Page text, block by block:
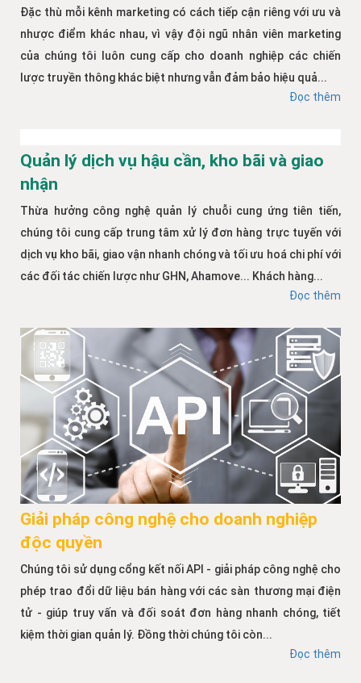
Đặc thù mỗi kênh marketing có cách tiếp cận riêng với ưu và
nhược điểm khác nhau, vì vậy đội ngũ nhân viên marketing
của chúng tôi luôn cung cấp cho doanh nghiệp các chiến
lược truyền thông khác biệt nhưng vẫn đảm bảo hiệu quả...
Đọc thêm
Quản lý dịch vụ hậu cần, kho bãi và giao
nhận
Thừa hưởng công nghệ quản lý chuỗi cung ứng tiên tiến,
chúng tôi cung cấp trung tâm xử lý đơn hàng trực tuyến với
dịch vụ kho bãi, giao vận nhanh chóng và tối ưu hoá chi phí với
các đối tác chiến lược như GHN, Ahamove... Khách hàng...
Đọc thêm
Giải pháp công nghệ cho doanh nghiệp
độc quyền
Chúng tôi sử dụng cổng kết nối API - giải pháp công nghệ cho
phép trao đổi dữ liệu bán hàng với các sàn thương mại điện
tử - giúp truy vấn và đối soát đơn hàng nhanh chóng, tiết
kiệm thời gian quản lý. Đồng thời chúng tôi còn...
Đọc thêm